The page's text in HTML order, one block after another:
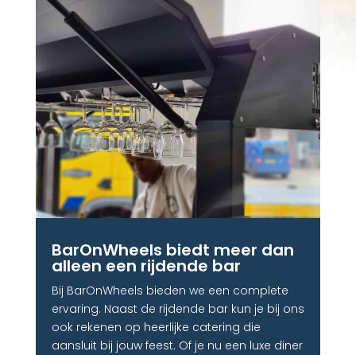
BarOnWheels biedt meer dan
alleen een rijdende bar​
Bij BarOnWheels bieden we een complete
ervaring. Naast de rijdende bar kun je bij ons
ook rekenen op heerlijke catering die
aansluit bij jouw feest. Of je nu een luxe diner